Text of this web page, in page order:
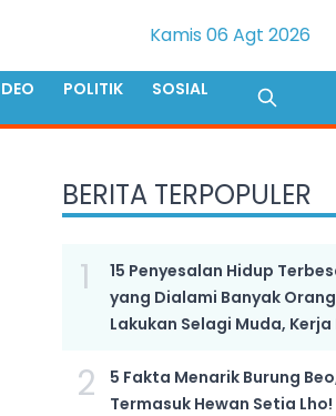
Kamis 06 Agt 2026
POLITIK SOSIAL
BERITA TERPOPULER
1
15 Penyesalan Hidup
yang Dialami Banyak
Lakukan Selagi Muda, Kerja
2
5 Fakta Menarik Burung
Termasuk Hewan Setia Lho!